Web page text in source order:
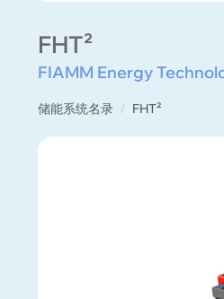
FHT²
FIAMM Energy
储能系统名录 FHT²